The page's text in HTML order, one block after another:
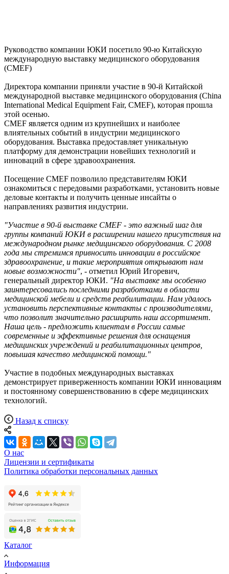
Руководство компании ЮКИ посетило 90-ю Китайскую
международную выставку медицинского оборудования
(CMEF)
Директора компании приняли участие в 90-й Китайской
международной выставке медицинского оборудования (China
International Medical Equipment Fair, CMEF), которая прошла
этой осенью.
CMEF является одним из крупнейших и наиболее
влиятельных событий в индустрии медицинского
оборудования. Выставка предоставляет уникальную
платформу для демонстрации новейших технологий и
инноваций в сфере здравоохранения.
Посещение CMEF позволило представителям ЮКИ
ознакомиться с передовыми разработками, установить новые
деловые контакты и получить ценные инсайты о
направлениях развития индустрии.
"Участие в 90-й выставке CMEF - это важный шаг для
группы компаний ЮКИ в расширении нашего присутствия на
международном рынке медицинского оборудования. С 2008
года мы стремимся привносить инновации в российское
здравоохранение, и такие мероприятия открывают нам
новые возможности", - отметил Юрий Игоревич,
генеральный директор ЮКИ. "На выставке мы особенно
заинтересовались последними разработками в области
медицинской мебели и средств реабилитации. Нам удалось
установить перспективные контакты с производителями,
что позволит значительно расширить наш ассортимент.
Наша цель - предложить клиентам в России самые
современные и эффективные решения для оснащения
медицинских учреждений и реабилитационных центров,
повышая качество медицинской помощи."
Участие в подобных международных выставках
демонстрирует приверженность компании ЮКИ инновациям
и постоянному совершенствованию в сфере медицинских
технологий.
Назад к списку
О нас
Лицензии и сертификаты
Политика обработки персональных данных
Каталог
Информация